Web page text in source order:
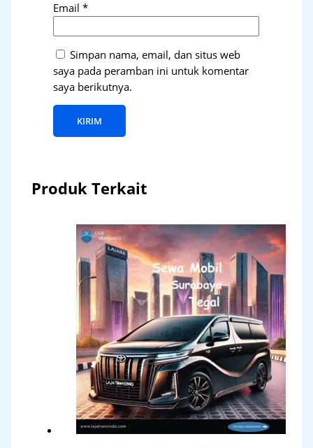
Email*
Simpan nama, email, dan situs web
saya pada peramban ini untuk komentar
saya berikutnya.
Produk Terkait